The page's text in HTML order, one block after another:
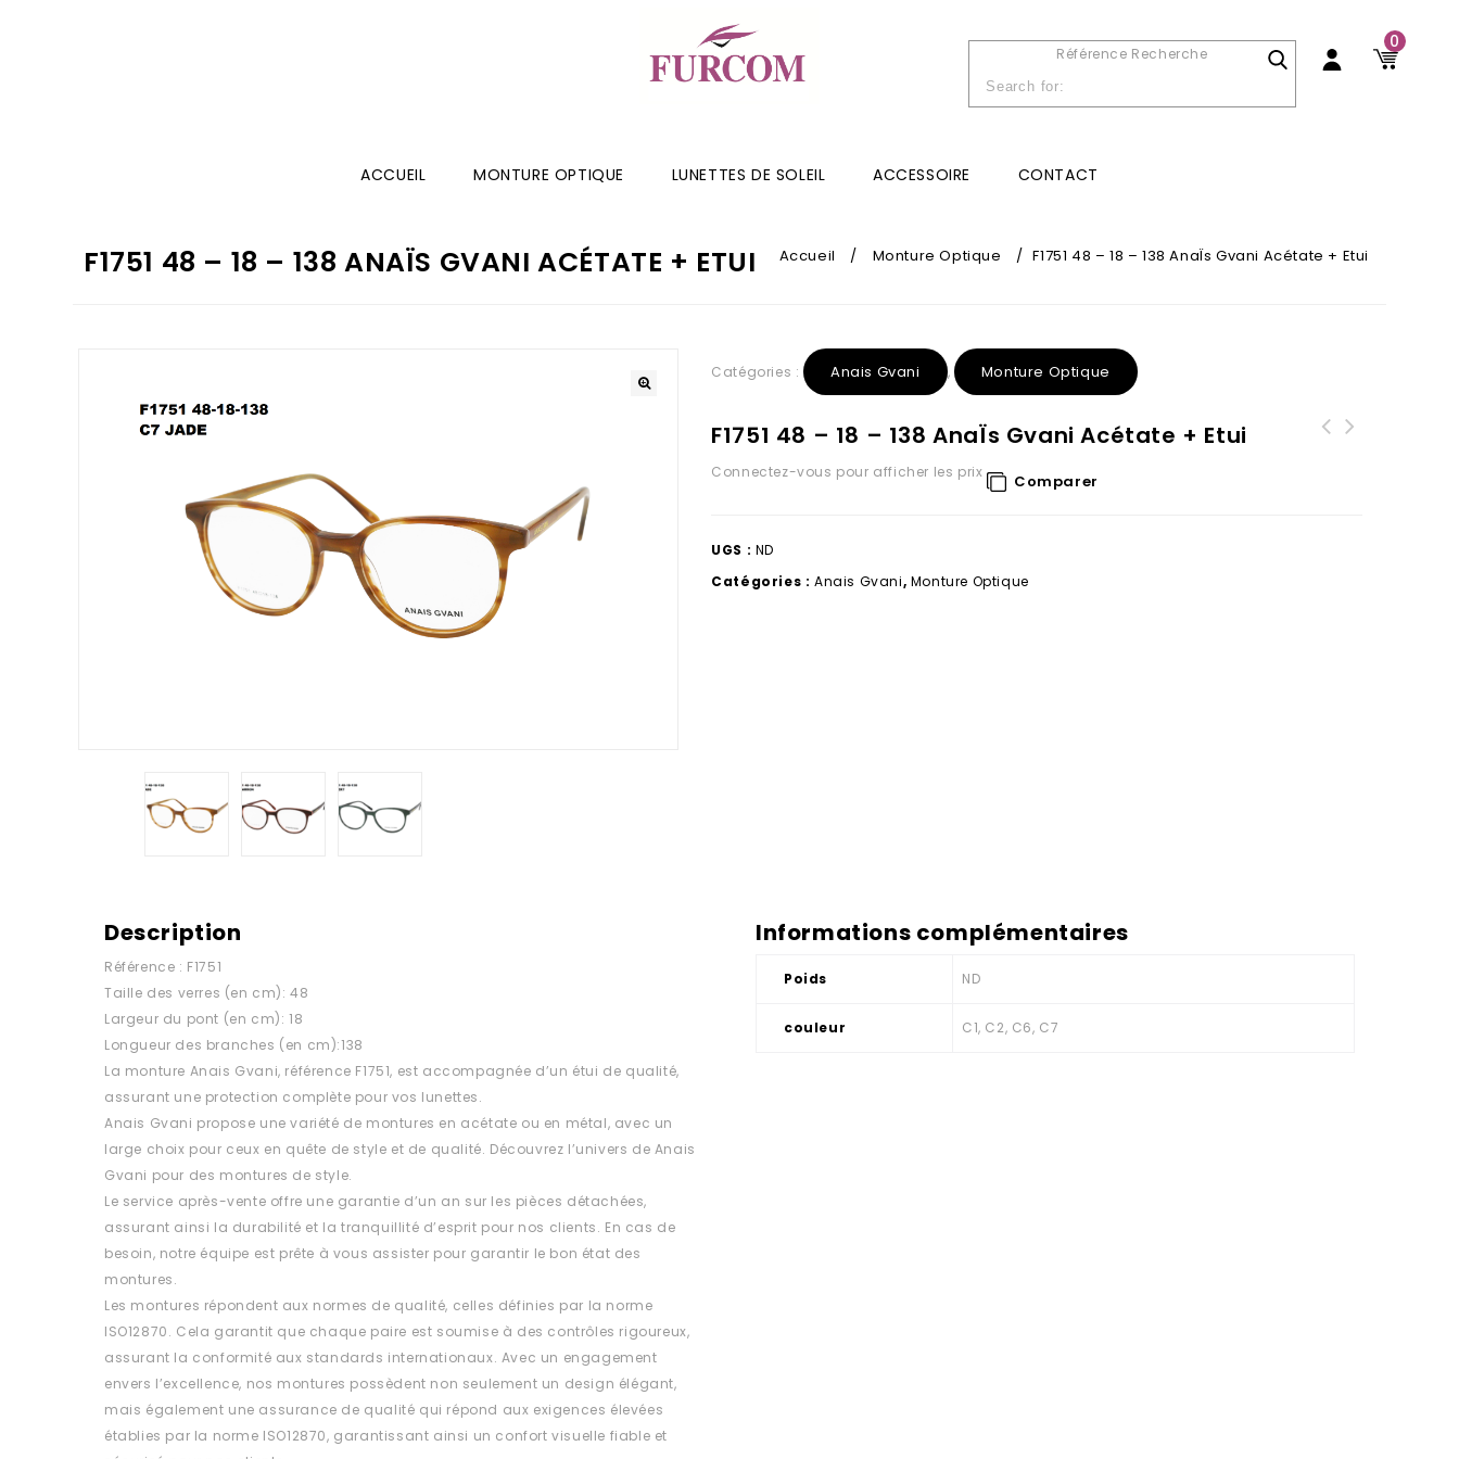
0
Référence Recherche
ACCUEIL MONTURE OPTIQUE LUNETTES DE SOLEIL ACCESSOIRE CONTACT
F1751 48 – 18 – 138 ANAÏS GVANI ACÉTATE + ETUI Accueil / Monture Optique / F1751 48 – 18 – 138 AnaÏs Gvani Acétate + Etui
Catégories : Anais Gvani , Monture Optique
F1751 48 – 18 – 138 AnaÏs Gvani Acétate + Etui
Connectez-vous pour afficher les prix Comparer
UGS : ND
Catégories : Anais Gvani, Monture Optique
Description
Référence : F1751
Taille des verres (en cm): 48
Largeur du pont (en cm): 18
Longueur des branches (en cm):138
La monture Anais Gvani, référence F1751, est accompagnée d’un étui de qualité,
assurant une protection complète pour vos lunettes.
Anais Gvani propose une variété de montures en acétate ou en métal, avec un
large choix pour ceux en quête de style et de qualité. Découvrez l’univers de Anais
Gvani pour des montures de style.
Le service après-vente offre une garantie d’un an sur les pièces détachées,
assurant ainsi la durabilité et la tranquillité d’esprit pour nos clients. En cas de
besoin, notre équipe est prête à vous assister pour garantir le bon état des
montures.
Les montures répondent aux normes de qualité, celles définies par la norme
ISO12870. Cela garantit que chaque paire est soumise à des contrôles rigoureux,
assurant la conformité aux standards internationaux. Avec un engagement
envers l’excellence, nos montures possèdent non seulement un design élégant,
mais également une assurance de qualité qui répond aux exigences élevées
établies par la norme ISO12870, garantissant ainsi un confort visuelle fiable et
Informations complémentaires
Poids ND
couleur C1, C2, C6, C7